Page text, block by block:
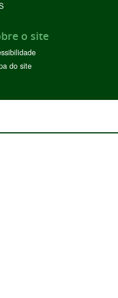
o site
do site